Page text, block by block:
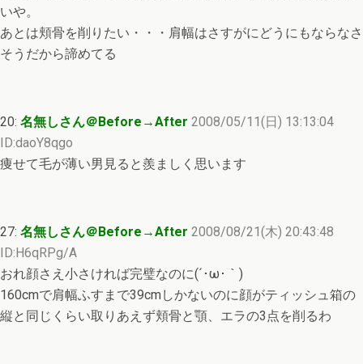
いや。
あとは頬骨を削りたい・・・肩幅はさすがにどうにもならなさ
そうだから諦めてる
20: 名無しさん＠Before→After 2008/05/11(日) 13:13:04
ID:daoY8qgo
痩せて毛が薄い男見ると羨ましく思います
27: 名無しさん＠Before→After 2008/08/21(木) 20:43:48
ID:H6qRPg/A
おれ顔さえ小さければ完璧なのに(´･ω･｀)
160cmで肩幅ふすまで39cmしかないのに顔がティッシュ箱の
縦と同じくらい取りあえず頬骨と顎、エラの3点を削るわ